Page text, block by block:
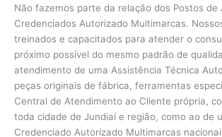
Não fazemos parte da relação dos Postos de
Credenciados Autorizado Multimarcas.
treinados e capacitados para atender o
próximo possível do mesmo padrão de
atendimento de uma Assistência Técnica
peças originais de fábrica, ferramentas
Central de Atendimento ao Cliente própria,
toda cidade de Jundiaí e região, como ao de
Credenciado Autorizado Multimarcas